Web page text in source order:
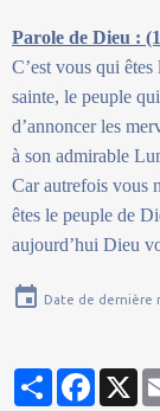
Parole de Dieu :
C’est vous qui
sainte, le peuple
d’annoncer les
à son admirable
Car autrefois vous
êtes le peuple de
aujourd’hui Dieu
Date de dernière
Partager X